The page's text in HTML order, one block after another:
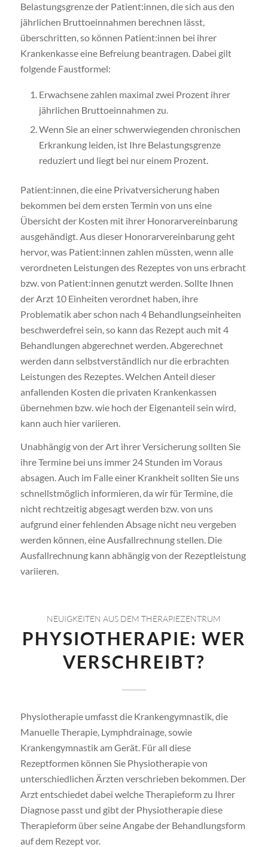
Belastungsgrenze der Patient:innen, die sich aus den
jährlichen Bruttoeinnahmen berechnen lässt,
überschritten, so können Patient:innen bei ihrer
Krankenkasse eine Befreiung beantragen. Dabei gilt
folgende Faustformel:
Erwachsene zahlen maximal zwei Prozent ihrer
jährlichen Bruttoeinnahmen zu.
Wenn Sie an einer schwerwiegenden chronischen
Erkrankung leiden, ist Ihre Belastungsgrenze
reduziert und liegt bei nur einem Prozent.
Patient:innen, die eine Privatversicherung haben
bekommen bei dem ersten Termin von uns eine
Übersicht der Kosten mit ihrer Honorarvereinbarung
ausgehändigt. Aus dieser Honorarvereinbarung geht
hervor, was Patient:innen zahlen müssten, wenn alle
verordneten Leistungen des Rezeptes von uns erbracht
bzw. von Patient:innen genutzt werden. Sollte Ihnen
der Arzt 10 Einheiten verordnet haben, ihre
Problematik aber schon nach 4 Behandlungseinheiten
beschwerdefrei sein, so kann das Rezept auch mit 4
Behandlungen abgerechnet werden. Abgerechnet
werden dann selbstverständlich nur die erbrachten
Leistungen des Rezeptes. Welchen Anteil dieser
anfallenden Kosten die privaten Krankenkassen
übernehmen bzw. wie hoch der Eigenanteil sein wird,
kann auch hier variieren.
Unabhängig von der Art ihrer Versicherung sollten Sie
ihre Termine bei uns immer 24 Stunden im Voraus
absagen. Auch im Falle einer Krankheit sollten Sie uns
schnellstmöglich informieren, da wir für Termine, die
nicht rechtzeitig abgesagt werden bzw. von uns
aufgrund einer fehlenden Absage nicht neu vergeben
werden können, eine Ausfallrechnung stellen. Die
Ausfallrechnung kann abhängig von der Rezeptleistung
variieren.
NEUIGKEITEN AUS DEM THERAPIEZENTRUM
PHYSIOTHERAPIE: WER
VERSCHREIBT?
Physiotherapie umfasst die Krankengymnastik, die
Manuelle Therapie, Lymphdrainage, sowie
Krankengymnastik am Gerät. Für all diese
Rezeptformen können Sie Physiotherapie von
unterschiedlichen Ärzten verschrieben bekommen. Der
Arzt entschiedet dabei welche Therapieform zu Ihrer
Diagnose passt und gibt der Physiotherapie diese
Therapieform über seine Angabe der Behandlungsform
auf dem Rezept vor.